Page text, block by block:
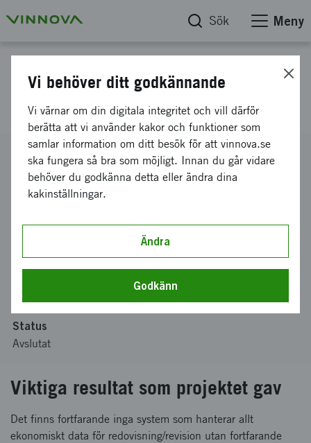
Sök Meny
Quality Assured Accounting
Diarienummer
2010-01930
Koordinator
300 000 kronor
december 2010-oktober 2011
Status
Avslutat
Viktiga resultat som projektet gav
Det finns fortfarande inga system som hanterar allt
ekonomiskt data för redovisning/revision utan fortfarande
Vi behöver ditt godkännande
Vi värnar om din digitala integritet och vill därför
berätta att vi använder kakor och funktioner som
samlar information om ditt besök för att vinnova.se
ska fungera så bra som möjligt. Innan du går vidare
behöver du godkänna detta eller ändra dina
kakinställningar.
Ändra
Godkänn